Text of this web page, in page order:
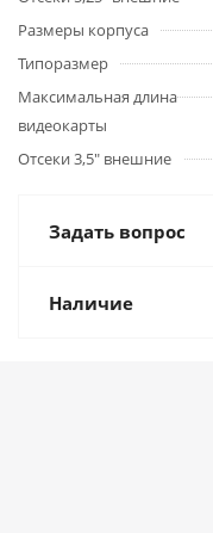
Размеры корпуса
Типоразмер
Максимальная длина
видеокарты
Отсеки 3,5" внешние
Задать вопрос
Наличие